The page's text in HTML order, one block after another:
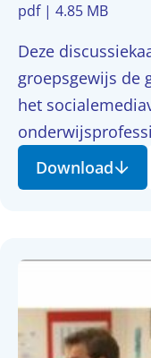
pdf | 4.85 MB
Deze
groepsgewijs de
het
Download